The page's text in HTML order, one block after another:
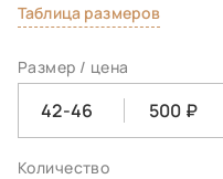
Таблица размеров
Размер / цена
42-46 500
Количество